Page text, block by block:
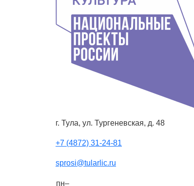
г. Тула, ул. Тургеневская, д. 48
+7 (4872) 31-24-81
sprosi@tularlic.ru
пн–